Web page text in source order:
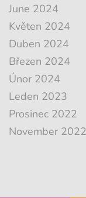
June 2024
Květen 2024
Duben 2024
Březen 2024
Únor 2024
Leden 2023
Prosinec 2022
November 2022